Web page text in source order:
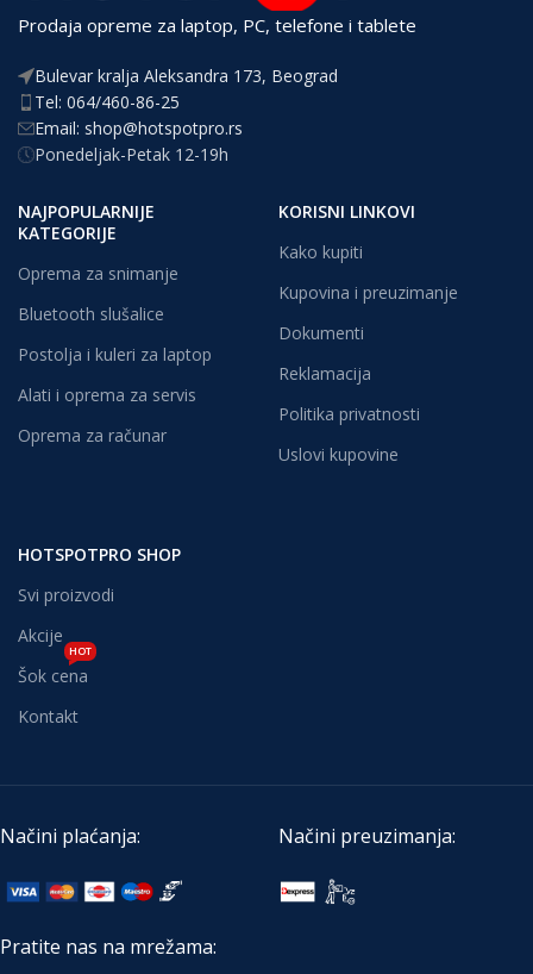
Prodaja opreme za laptop, PC, telefone i tablete
Bulevar kralja Aleksandra 173, Beograd
Tel: 064/460-86-25
Email: shop@hotspotpro.rs
Ponedeljak-Petak 12-19h
NAJPOPULARNIJE
KATEGORIJE
Oprema za snimanje
Bluetooth slušalice
Postolja i kuleri za laptop
Alati i oprema za servis
Oprema za računar
KORISNI LINKOVI
Kako kupiti
Kupovina i preuzimanje
Dokumenti
Reklamacija
Politika privatnosti
Uslovi kupovine
HOTSPOTPRO SHOP
Svi proizvodi
Akcije
Šok cena
HOT
Kontakt
Načini plaćanja: Načini preuzimanja:
Pratite nas na mrežama: